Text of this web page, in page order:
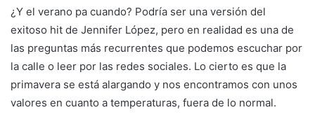
¿Y el verano pa cuando? Podría ser una versión del
exitoso hit de Jennifer López, pero en realidad es una de
las preguntas más recurrentes que podemos escuchar por
la calle o leer por las redes sociales. Lo cierto es que la
primavera se está alargando y nos encontramos con unos
valores en cuanto a temperaturas, fuera de lo normal.